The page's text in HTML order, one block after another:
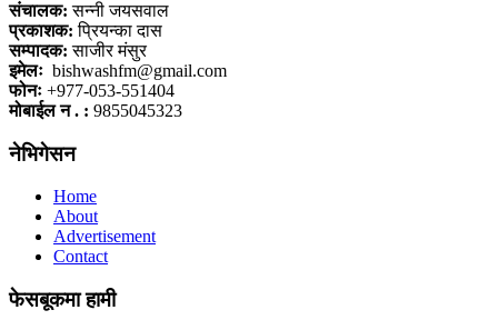
संचालक: सन्नी जयसवाल
प्रकाशक: प्रियन्का दास
सम्पादक: साजीर मंसुर
इमेलः bishwashfm@gmail.com
फोनः +977-053-551404
मोबाईल न . : 9855045323
नेभिगेसन
Home
About
Advertisement
Contact
फेसबूकमा हामी